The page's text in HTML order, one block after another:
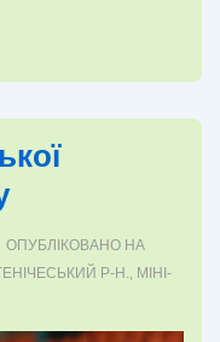
ОПУБЛІКОВАНО НА
Р-Н., МІНІ-